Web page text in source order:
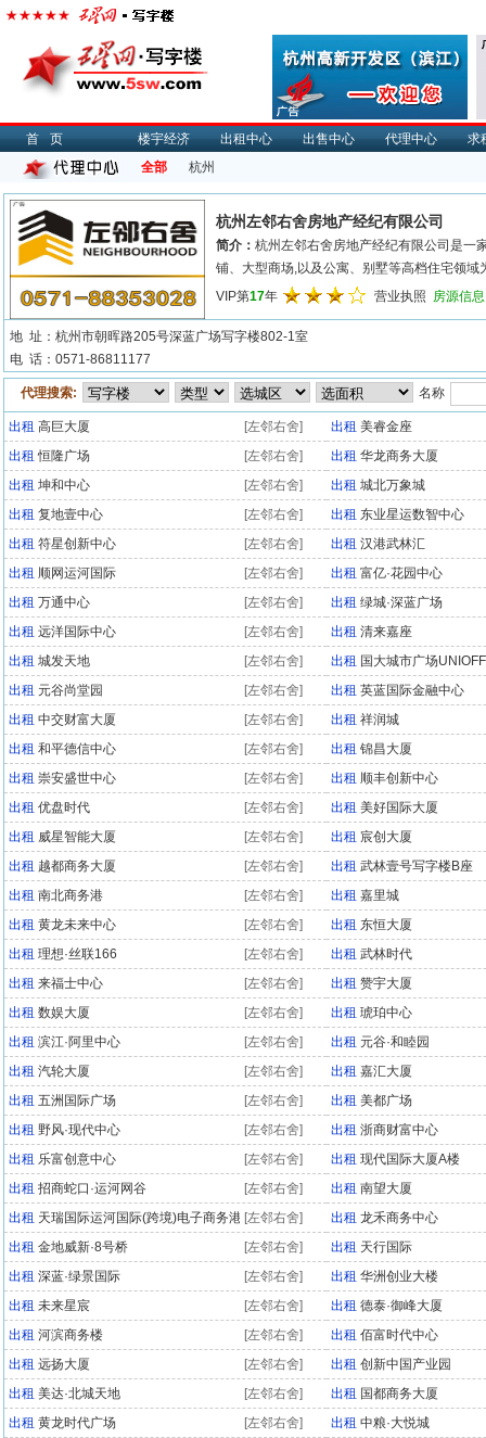
首页 楼宇经济 出租中心 出售中心 代理中心
求
全部
杭州
杭州左邻右舍房地产经纪有限公司
简介： 杭州左邻右舍房地产经纪有限公司是一
铺、大型商场,以及公寓、别墅等高档住宅领域
VIP第17年 营业执照 房源信息
地 址：杭州市朝晖路205号深蓝广场写字楼802-1室
电 话：0571-86811177
代理搜索: 名称
出租 高巨大厦 [左邻右舍] 出租 美睿金座
出租 恒隆广场 [左邻右舍] 出租 华龙商务大厦
出租 坤和中心 [左邻右舍] 出租 城北万象城
出租 复地壹中心 [左邻右舍] 出租 东业星运数智中心
出租 符星创新中心 [左邻右舍] 出租 汉港武林汇
出租 顺网运河国际 [左邻右舍] 出租 富亿·花园中心
出租 万通中心 [左邻右舍] 出租 绿城·深蓝广场
出租 远洋国际中心 [左邻右舍] 出租 清来嘉座
出租 城发天地 [左邻右舍] 出租 国大城市广场
出租 元谷尚堂园 [左邻右舍] 出租 英蓝国际金融中心
出租 中交财富大厦 [左邻右舍] 出租 祥润城
出租 和平德信中心 [左邻右舍] 出租 锦昌大厦
出租 崇安盛世中心 [左邻右舍] 出租 顺丰创新中心
出租 优盘时代 [左邻右舍] 出租 美好国际大厦
出租 威星智能大厦 [左邻右舍] 出租 宸创大厦
出租 越都商务大厦 [左邻右舍] 出租 武林壹号写字楼B座
出租 南北商务港 [左邻右舍] 出租 嘉里城
出租 黄龙未来中心 [左邻右舍] 出租 东恒大厦
出租 理想·丝联166 [左邻右舍] 出租 武林时代
出租 来福士中心 [左邻右舍] 出租 赞宇大厦
出租 数娱大厦 [左邻右舍] 出租 琥珀中心
出租 滨江·阿里中心 [左邻右舍] 出租 元谷·和睦园
出租 汽轮大厦 [左邻右舍] 出租 嘉汇大厦
出租 五洲国际广场 [左邻右舍] 出租 美都广场
出租 野风·现代中心 [左邻右舍] 出租 浙商财富中心
出租 乐富创意中心 [左邻右舍] 出租 现代国际大厦A楼
出租 招商蛇口·运河网谷 [左邻右舍] 出租 南望大厦
出租 天瑞国际运河国际(跨境)电子商务港 [左邻右舍] 出租 龙禾商务中心
出租 金地威新·8号桥 [左邻右舍] 出租 天行国际
出租 深蓝·绿景国际 [左邻右舍] 出租 华洲创业大楼
出租 未来星宸 [左邻右舍] 出租 德泰·御峰大厦
出租 河滨商务楼 [左邻右舍] 出租 佰富时代中心
出租 远扬大厦 [左邻右舍] 出租 创新中国产业园
出租 美达·北城天地 [左邻右舍] 出租 国都商务大厦
出租 黄龙时代广场 [左邻右舍] 出租 中粮·大悦城